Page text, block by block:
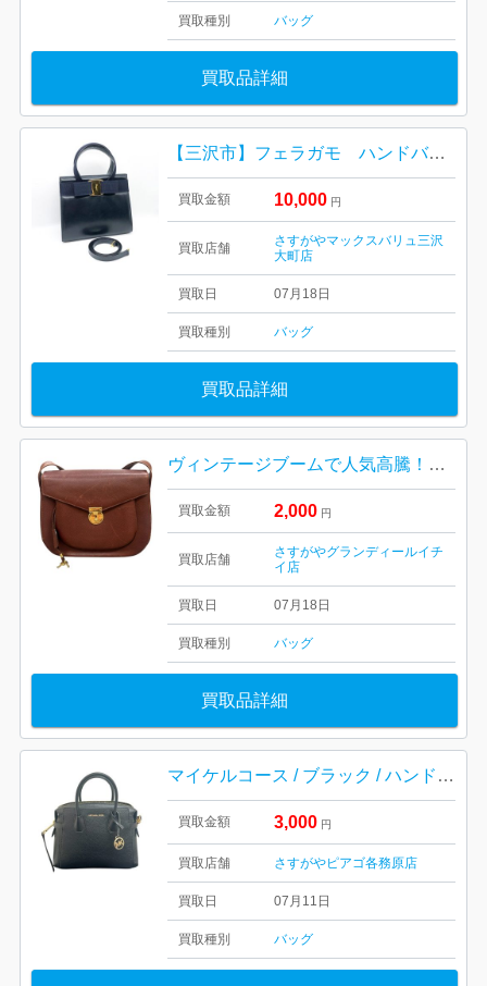
買取種別 バッグ
買取品詳細
【三沢市】フェラガモ ハンドバッグ をお買取り致しました！
買取金額 10,000 円
買取店舗
さすがやマックスバリュ三沢
大町店
買取日 07月18日
買取種別 バッグ
買取品詳細
ヴィンテージブームで人気高騰！サルヴァトーレ・フェラガモ「ガンチーニ金具 レザーショルダーバッグ」をお買取りいたしました！
買取金額 2,000 円
買取店舗
さすがやグランディールイチ
イ店
買取日 07月18日
買取種別 バッグ
買取品詳細
マイケルコース / ブラック / ハンドバッグ / MICHAEL KORS / 鞄 / ブランド
買取金額 3,000 円
買取店舗 さすがやピアゴ各務原店
買取日 07月11日
買取種別 バッグ